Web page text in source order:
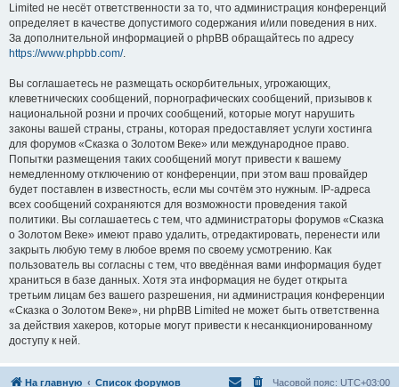
Limited не несёт ответственности за то, что администрация конференций
определяет в качестве допустимого содержания и/или поведения в них.
За дополнительной информацией о phpBB обращайтесь по адресу
https://www.phpbb.com/.
Вы соглашаетесь не размещать оскорбительных, угрожающих,
клеветнических сообщений, порнографических сообщений, призывов к
национальной розни и прочих сообщений, которые могут нарушить
законы вашей страны, страны, которая предоставляет услуги хостинга
для форумов «Сказка о Золотом Веке» или международное право.
Попытки размещения таких сообщений могут привести к вашему
немедленному отключению от конференции, при этом ваш провайдер
будет поставлен в известность, если мы сочтём это нужным. IP-адреса
всех сообщений сохраняются для возможности проведения такой
политики. Вы соглашаетесь с тем, что администраторы форумов «Сказка
о Золотом Веке» имеют право удалить, отредактировать, перенести или
закрыть любую тему в любое время по своему усмотрению. Как
пользователь вы согласны с тем, что введённая вами информация будет
храниться в базе данных. Хотя эта информация не будет открыта
третьим лицам без вашего разрешения, ни администрация конференции
«Сказка о Золотом Веке», ни phpBB Limited не может быть ответственна
за действия хакеров, которые могут привести к несанкционированному
доступу к ней.
На главную Список форумов Часовой пояс: UTC+03:00